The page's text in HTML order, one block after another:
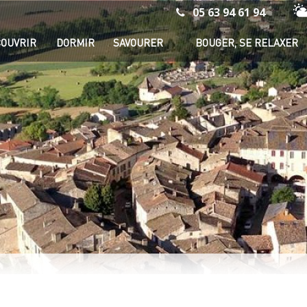
05 63 94 61 94
DORMIR SAVOURER BOUGER, SE RELAXER